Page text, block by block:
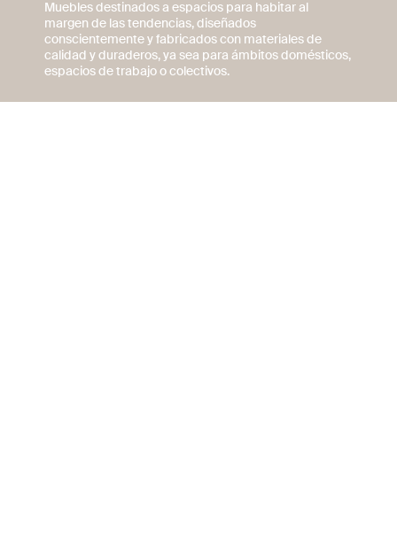
Muebles destinados a espacios para habitar al
margen de las tendencias, diseñados
conscientemente y fabricados con materiales de
calidad y duraderos, ya sea para ámbitos domésticos,
espacios de trabajo o colectivos.